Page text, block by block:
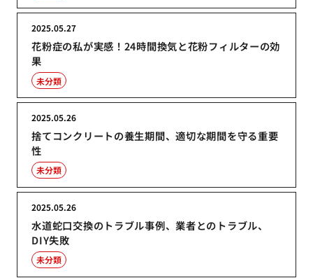
花粉症の私が実感！24時間換気と花粉フィルターの効
果
2025.05.27
未分類
捨てコンクリートの養生期間、適切な期間を守る重要
性
2025.05.26
未分類
水道蛇口交換のトラブル事例、業者とのトラブル、
DIY失敗
2025.05.26
未分類